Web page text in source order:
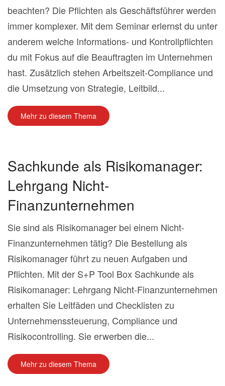
beachten? Die Pflichten als Geschäftsführer werden
immer komplexer. Mit dem Seminar erlernst du unter
anderem welche Informations- und Kontrollpflichten
du mit Fokus auf die Beauftragten im Unternehmen
hast. Zusätzlich stehen Arbeitszeit-Compliance und
die Umsetzung von Strategie, Leitbild...
Mehr zu diesem Thema
Sachkunde als Risikomanager:
Lehrgang Nicht-
Finanzunternehmen
Sie sind als Risikomanager bei einem Nicht-
Finanzunternehmen tätig? Die Bestellung als
Risikomanager führt zu neuen Aufgaben und
Pflichten. Mit der S+P Tool Box Sachkunde als
Risikomanager: Lehrgang Nicht-Finanzunternehmen
erhalten Sie Leitfäden und Checklisten zu
Unternehmenssteuerung, Compliance und
Risikocontrolling. Sie erwerben die...
Mehr zu diesem Thema